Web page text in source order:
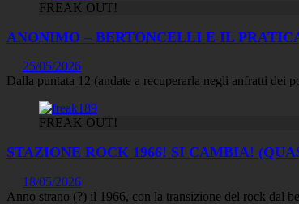
FREAK OUT!
ANONIMO – BERTONCELLI E IL
25/05/2026
Dalla puntata 12 (andate a recuperarla negli anfratti dei
FREAK OUT!
STAZIONE ROCK 1966! SI CAMBIA!
18/05/2026
Anno strano (?) il 1966, con la transizione del rock dal